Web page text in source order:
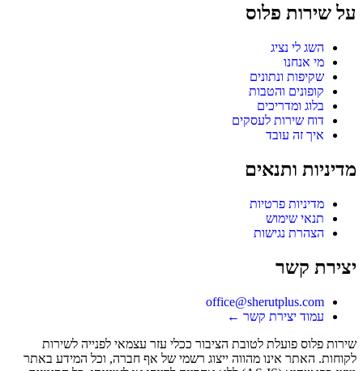
על שירות פלוס
השג לי נציג
מי אנחנו
שקיפות ונתונים
קופונים והטבות
בלוג ומדריכים
דוח שירות לעסקים
איך זה עובד
מדיניות ותנאים
מדיניות פרטיות
תנאי שימוש
הצהרת נגישות
יצירת קשר
office@sherutplus.com
עמוד יצירת קשר ←
שירות פלוס פועלת לטובת הציבור ככלי עזר עצמאי לפנייה לשירות
לקוחות. האתר אינו מהווה ייצוג רשמי של אף חברה, וכל המידע באתר